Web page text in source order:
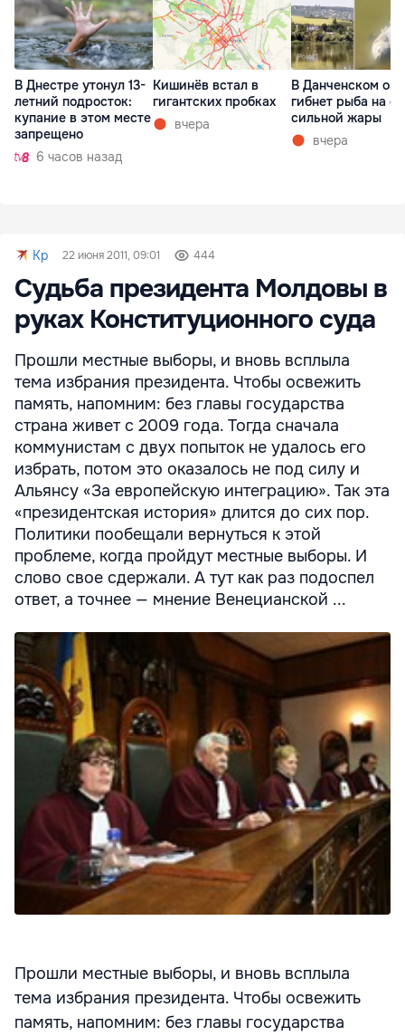
В Днестре утонул 13-
летний подросток:
купание в этом месте
запрещено
6 часов назад
Кишинёв встал в
гигантских пробках
вчера
В Данченском
гибнет рыба на
сильной жары
вчера
Kp 22 июня 2011, 09:01 444
Судьба президента Молдовы в
руках Конституционного суда
Прошли местные выборы, и вновь всплыла
тема избрания президента. Чтобы освежить
память, напомним: без главы государства
страна живет с 2009 года. Тогда сначала
коммунистам с двух попыток не удалось его
избрать, потом это оказалось не под силу и
Альянсу «За европейскую интеграцию». Так эта
«президентская история» длится до сих пор.
Политики пообещали вернуться к этой
проблеме, когда пройдут местные выборы. И
слово свое сдержали. А тут как раз подоспел
ответ, а точнее — мнение Венецианской ...
Прошли местные выборы, и вновь всплыла
тема избрания президента. Чтобы освежить
память, напомним: без главы государства